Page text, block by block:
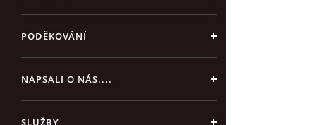
PODĚKOVÁNÍ
NAPSALI O NÁS....
SLUŽBY